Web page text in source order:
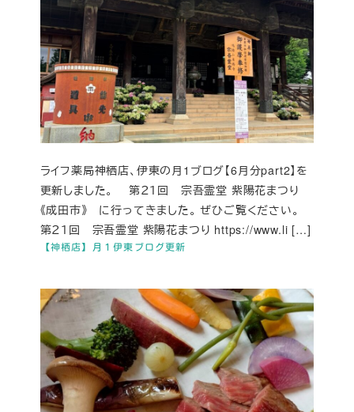
【神栖店】月１伊東ブログ更新
ライフ薬局神栖店、伊東の月1ブログ【6月分part2】を
更新しました。 第２１回 宗吾霊堂 紫陽花まつり
《成田市》 に行ってきました。 ぜひご覧ください。
第２１回 宗吾霊堂 紫陽花まつり https://www.li […]